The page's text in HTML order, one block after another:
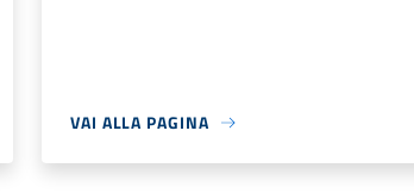
VAI ALLA PAGINA